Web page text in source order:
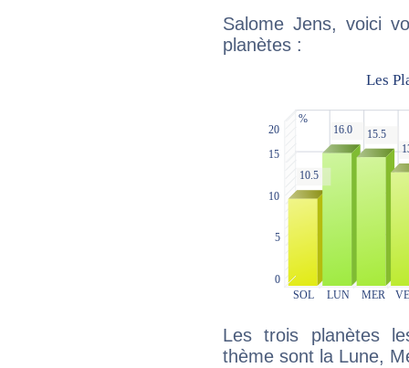
Salome Jens, voici
planètes :
Les trois planètes
thème sont la Lune,